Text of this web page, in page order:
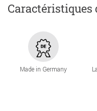
Caractéristiques
Made in Germany